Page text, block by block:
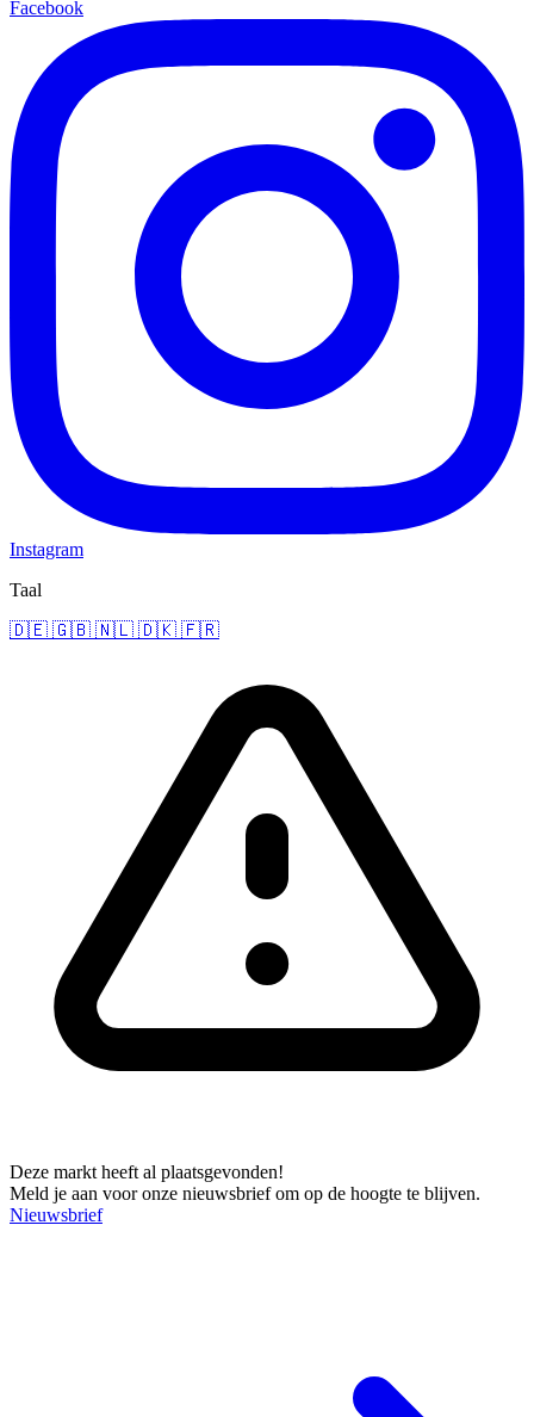
Facebook
Instagram
Taal
🇩🇪 🇬🇧 🇳🇱 🇩🇰 🇫🇷
Deze markt heeft al plaatsgevonden!
Meld je aan voor onze nieuwsbrief om op de hoogte te blijven.
Nieuwsbrief